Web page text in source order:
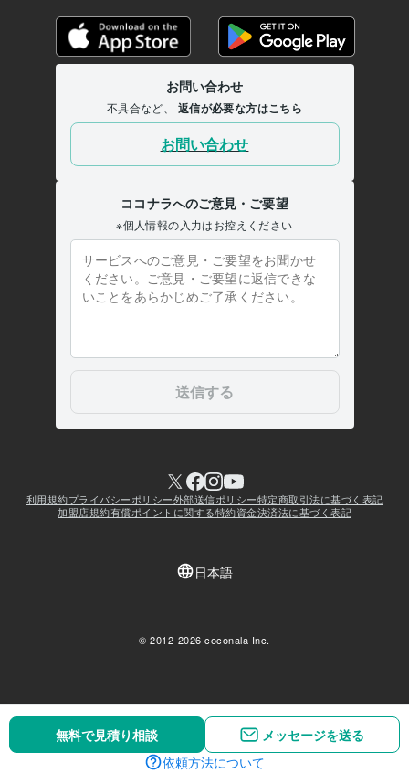
無料で見積り相談
メッセージを送る
無料で見積り相談
メッセージを送る
依頼方法について